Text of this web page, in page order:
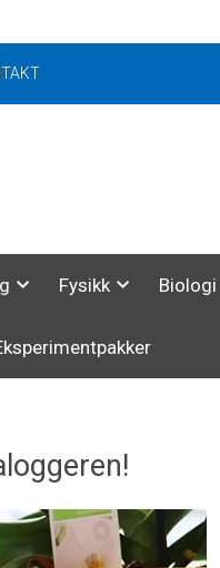
Fysikk Biologi